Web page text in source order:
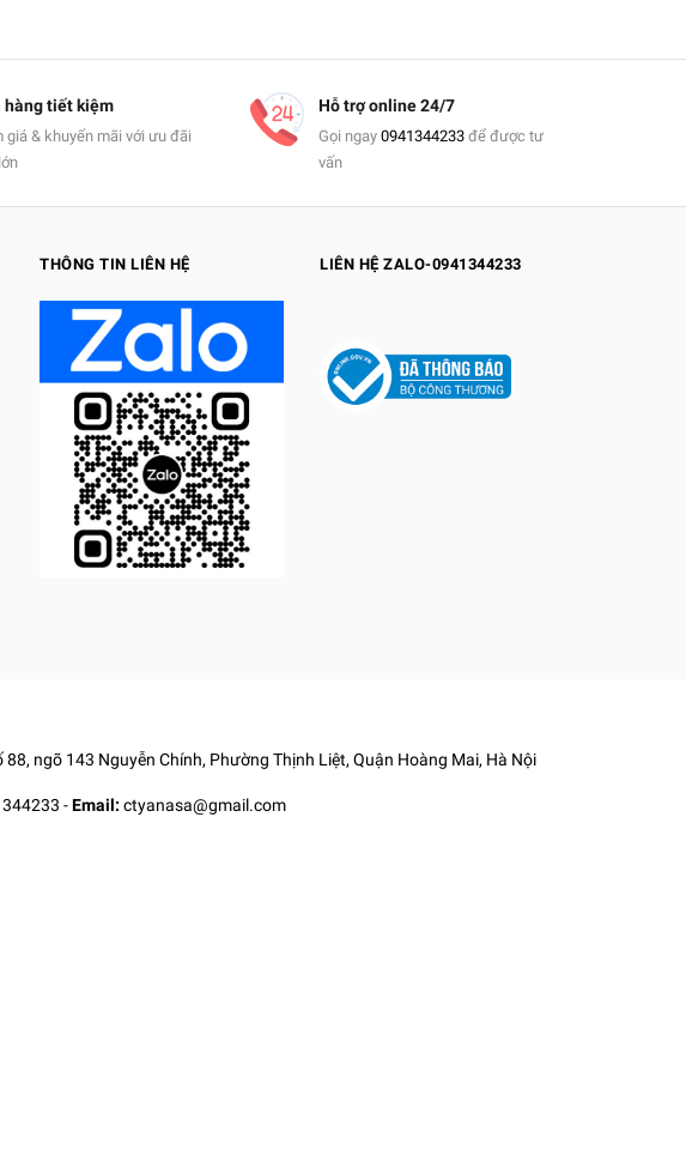
hàng tiết kiệm
giá & khuyến mãi với ưu đãi
Hỗ trợ online 24/7
Gọi ngay 0941344233để được tư
vấn
THÔNG TIN LIÊN HỆ LIÊN HỆ ZALO-0941344233
88, ngõ 143 Nguyễn Chính, Phường Thịnh Liệt, Quận Hoàng Mai, Hà Nội
-Email: ctyanasa@gmail.com